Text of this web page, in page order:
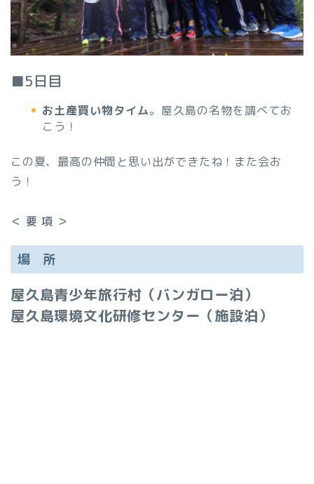
■5日目
お土産買い物タイム。屋久島の名物を調べてお
こう！
この夏、最高の仲間と思い出ができたね！また会お
う！
＜ 要 項 ＞
場 所
屋久島青少年旅行村（バンガロー泊）
屋久島環境文化研修センター（施設泊）